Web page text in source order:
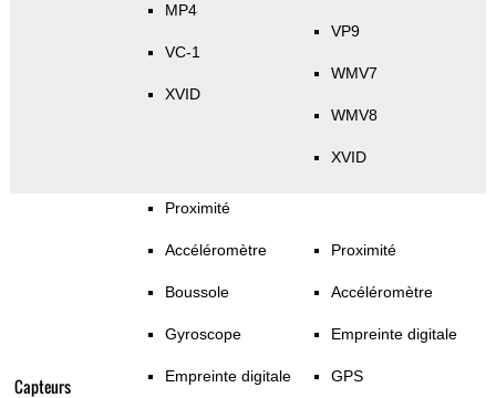
MP4
VC-1
XVID
VP9
WMV7
WMV8
XVID
Capteurs
Proximité
Accéléromètre
Boussole
Gyroscope
Empreinte digitale
Proximité
Accéléromètre
Empreinte digitale
GPS